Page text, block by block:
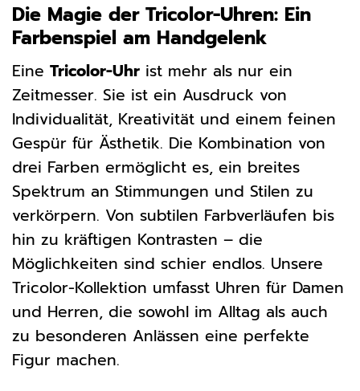
Die Magie der Tricolor-Uhren: Ein
Farbenspiel am Handgelenk
Eine Tricolor-Uhr ist mehr als nur ein
Zeitmesser. Sie ist ein Ausdruck von
Individualität, Kreativität und einem feinen
Gespür für Ästhetik. Die Kombination von
drei Farben ermöglicht es, ein breites
Spektrum an Stimmungen und Stilen zu
verkörpern. Von subtilen Farbverläufen bis
hin zu kräftigen Kontrasten – die
Möglichkeiten sind schier endlos. Unsere
Tricolor-Kollektion umfasst Uhren für Damen
und Herren, die sowohl im Alltag als auch
zu besonderen Anlässen eine perfekte
Figur machen.